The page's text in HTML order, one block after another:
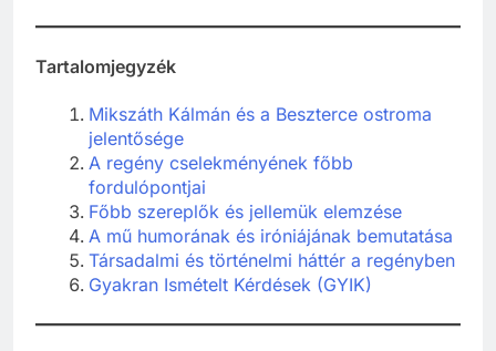
Tartalomjegyzék
Mikszáth Kálmán és a Beszterce ostroma
jelentősége
A regény cselekményének főbb
fordulópontjai
Főbb szereplők és jellemük elemzése
A mű humorának és iróniájának bemutatása
Társadalmi és történelmi háttér a regényben
Gyakran Ismételt Kérdések (GYIK)